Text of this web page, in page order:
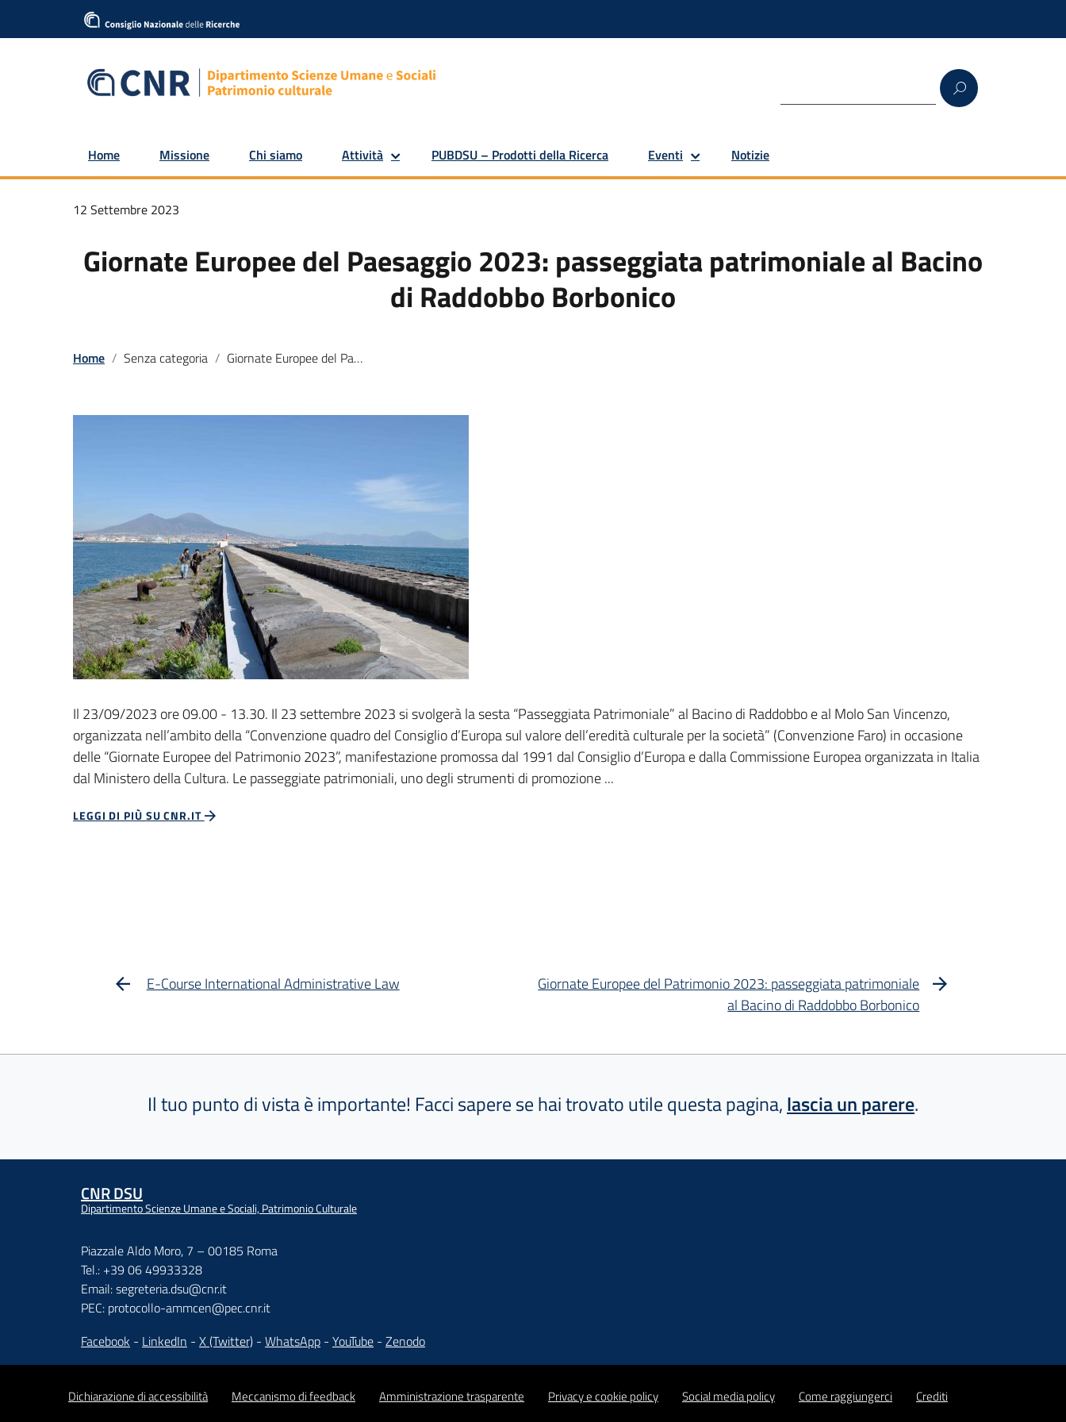
Home Missione Chi siamo Attività PUBDSU – Prodotti della Ricerca Eventi Notizie
12 Settembre 2023
Giornate Europee del Paesaggio 2023: passeggiata patrimoniale al Bacino
di Raddobbo Borbonico
Home Senza categoria Giornate Europee del Paesaggio 2023: passeggiata patrimoniale al Bacino di Raddobbo Borbonico
Il 23/09/2023 ore 09.00 - 13.30. Il 23 settembre 2023 si svolgerà la sesta “Passeggiata Patrimoniale” al Bacino di Raddobbo e al Molo San Vincenzo,
organizzata nell’ambito della “Convenzione quadro del Consiglio d’Europa sul valore dell’eredità culturale per la società” (Convenzione Faro) in occasione
delle “Giornate Europee del Patrimonio 2023”, manifestazione promossa dal 1991 dal Consiglio d’Europa e dalla Commissione Europea organizzata in Italia
dal Ministero della Cultura. Le passeggiate patrimoniali, uno degli strumenti di promozione ...
LEGGI DI PIÙ SU CNR.IT
E-Course International Administrative Law
Giornate Europee del Patrimonio 2023: passeggiata patrimoniale
al Bacino di Raddobbo Borbonico
Il tuo punto di vista è importante! Facci sapere se hai trovato utile questa pagina,lascia un parere.
CNR DSU
Dipartimento Scienze Umane e Sociali, Patrimonio Culturale
Piazzale Aldo Moro, 7 – 00185 Roma
Tel.: +39 06 49933328
Email: segreteria.dsu@cnr.it
PEC: protocollo-ammcen@pec.cnr.it
Facebook - LinkedIn - X (Twitter) - WhatsApp - YouTube - Zenodo
Dichiarazione di accessibilità Meccanismo di feedback Amministrazione trasparente Privacy e cookie policy Social media policy Come raggiungerci Crediti